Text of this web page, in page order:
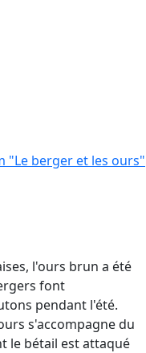
"Le berger et les ours"
l'ours brun a été
font
pendant l'été.
s'accompagne du
le bétail est attaqué